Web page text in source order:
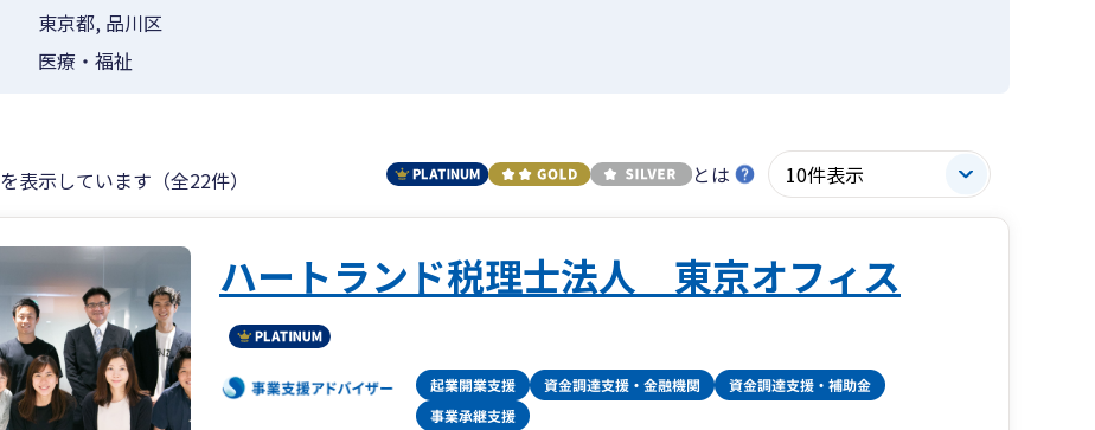
東京都, 品川区
医療・福祉
を表示しています（全22件） とは
ハートランド税理士法人 東京オフィス